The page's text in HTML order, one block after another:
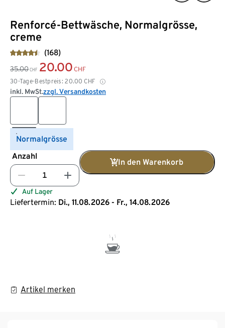
Renforcé-Bettwäsche, Normalgrösse,
creme
(168)
35.00 CHF 20.00 CHF
30-Tage-Bestpreis: 20.00 CHF
inkl. MwSt.zzgl. Versandkosten
Normalgrösse
Anzahl
In den Warenkorb
Auf Lager
Liefertermin: Di., 11.08.2026 - Fr., 14.08.2026
Artikel merken